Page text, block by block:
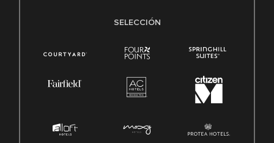
SELECCIÓN